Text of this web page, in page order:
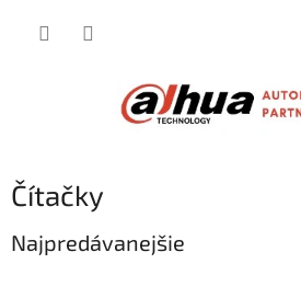
Čítačky
Najpredávanejšie